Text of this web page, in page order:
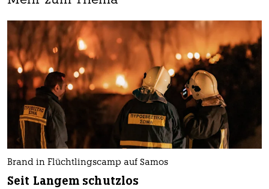
Brand in Flüchtlingscamp auf Samos
Seit Langem schutzlos